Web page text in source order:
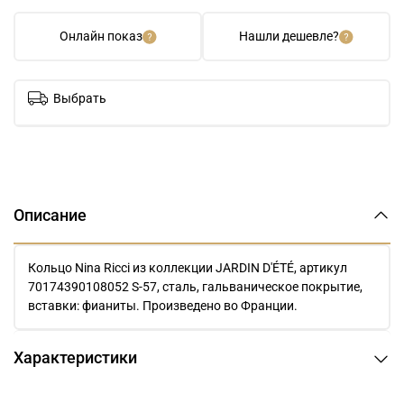
Онлайн показ Нашли дешевле?
Выбрать
Описание
Кольцо Nina Ricci из коллекции JARDIN D'ÉTÉ, артикул
70174390108052 S-57, сталь, гальваническое покрытие,
вставки: фианиты. Произведено во Франции.
Характеристики